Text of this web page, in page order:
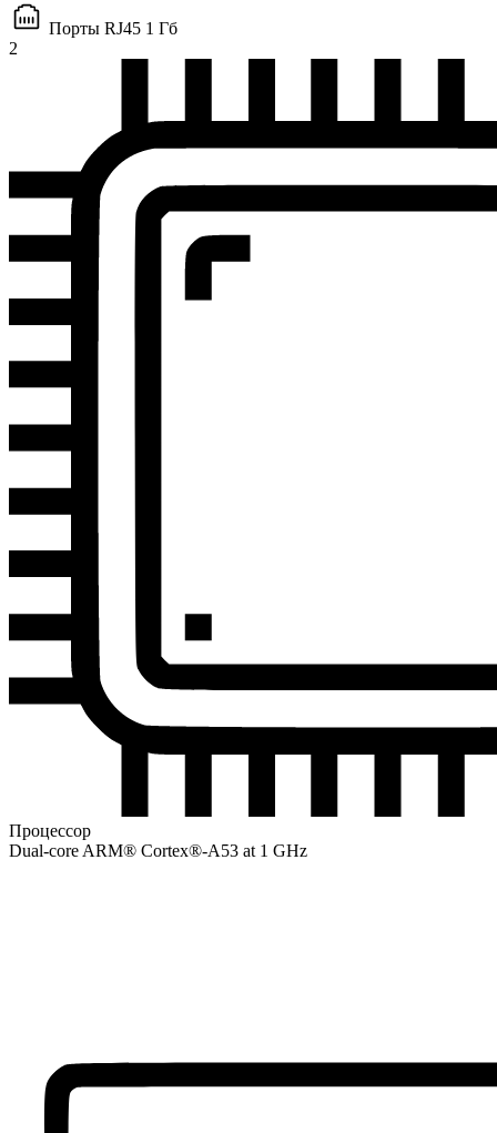
Порты RJ45 1 Гб
2
Процессор
Dual-core ARM® Cortex®-A53 at 1 GHz